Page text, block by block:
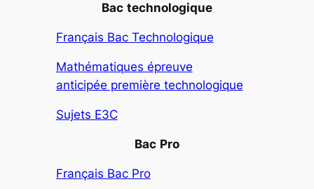
Bac technologique
Français Bac Technologique
Mathématiques épreuve
anticipée première technologique
Sujets E3C
Bac Pro
Français Bac Pro